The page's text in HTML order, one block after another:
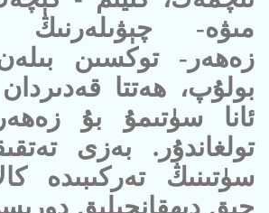
مىۋە-
زەھەر- توكسىن بىلەن
بولۇپ، ھەتتا قەدىردان
ئانا سۈتىمۇ بۇ
تولغاندۇر. بەزى
سۈتىنىڭ تەركىبىدە
جىق دېھقانچىلىق